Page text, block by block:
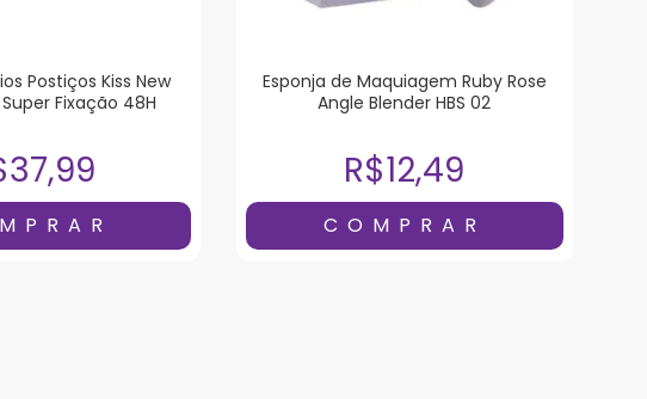
Postiços Kiss New
Fixação 48H
Esponja de Maquiagem Ruby Rose
Angle Blender HBS 02
R$12,49